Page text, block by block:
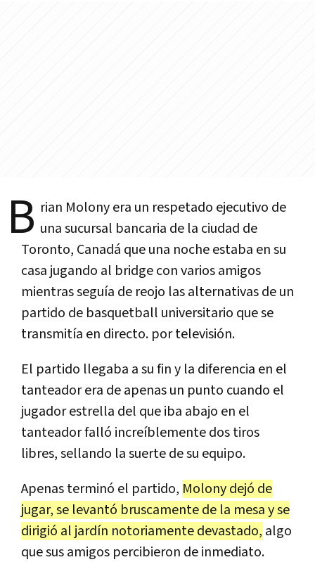
B rian Molony era un respetado ejecutivo de
una sucursal bancaria de la ciudad de
Toronto, Canadá que una noche estaba en su
casa jugando al bridge con varios amigos
mientras seguía de reojo las alternativas de un
partido de basquetball universitario que se
transmitía en directo. por televisión.
El partido llegaba a su fin y la diferencia en el
tanteador era de apenas un punto cuando el
jugador estrella del que iba abajo en el
tanteador falló increíblemente dos tiros
libres, sellando la suerte de su equipo.
Apenas terminó el partido, Molony dejó de
jugar, se levantó bruscamente de la mesa y se
dirigió al jardín notoriamente devastado, algo
que sus amigos percibieron de inmediato.